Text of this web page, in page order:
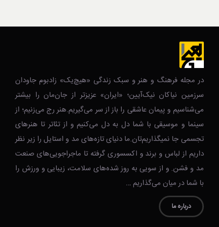
در مجله فرهنگ و هنر و سبک زندگی‌ «هیچ‌یک» زادبوم جاودان
سرزمین نیاکان نیک‌‌‌آیین؛ «ایران» عزیزتر از جان‌مان را بیشتر
می‌شناسیم و پیمان عاشقی را باز از سر می‌گیریم.هنر رج می‌زنیم؛ از
سینما و موسیقی با شما دل به دل می‌کنیم و از تئاتر تا هنرهای
تجسمی جا نمیگذاریم‌تان.ما دنیای تازه‌های مد و استایل را زیر نظر
داریم از لباس و برند و اکسسوری گرفته تا ماجراجویی‌های صنعت
مد و فشن. و از سویی به روز شده‌های سلامت، زیبایی و ورزش را
با شما در میان می‌گذاریم …
درباره ما